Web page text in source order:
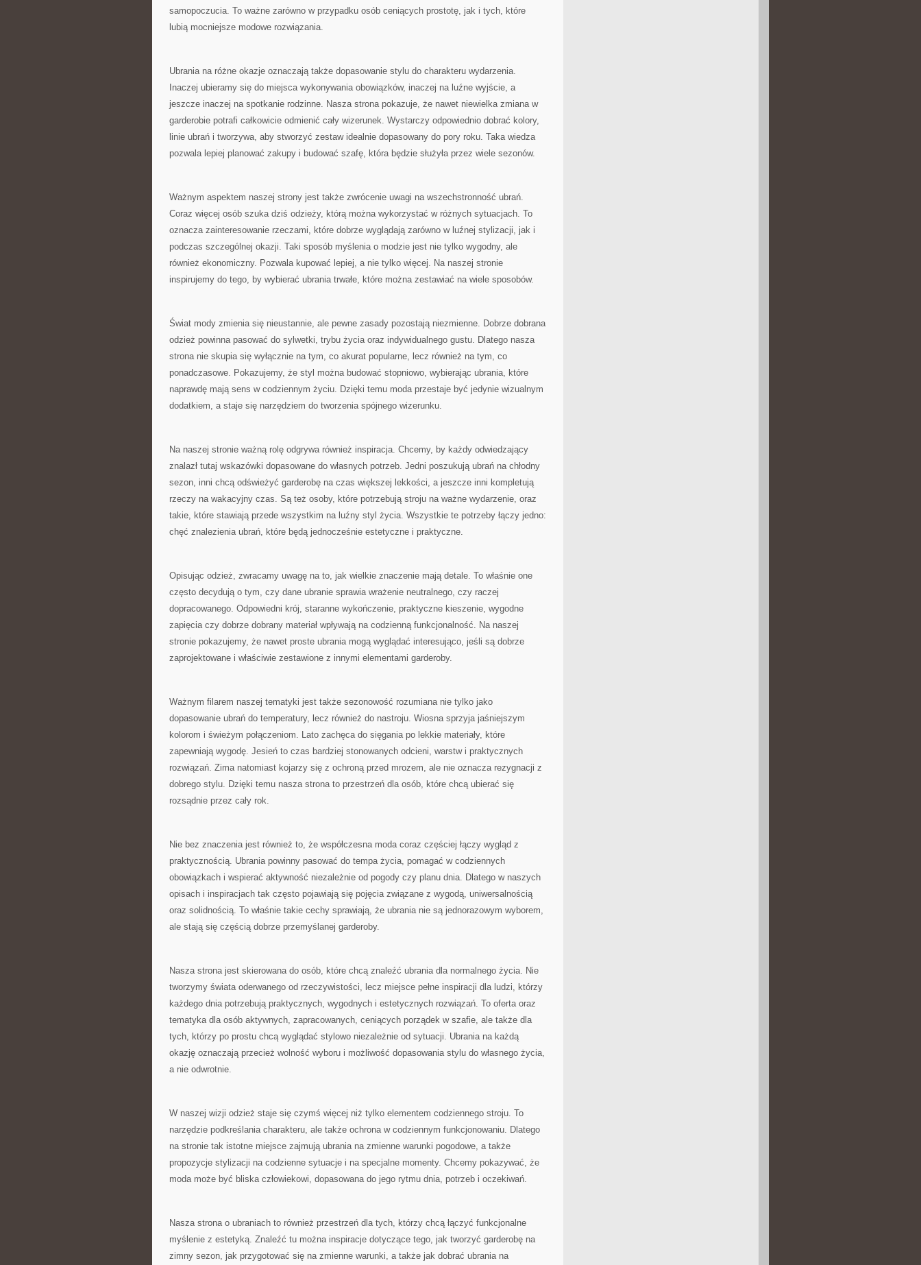
samopoczucia. To ważne zarówno w przypadku osób ceniących prostotę, jak i tych, które
lubią mocniejsze modowe rozwiązania.
Ubrania na różne okazje oznaczają także dopasowanie stylu do charakteru wydarzenia.
Inaczej ubieramy się do miejsca wykonywania obowiązków, inaczej na luźne wyjście, a
jeszcze inaczej na spotkanie rodzinne. Nasza strona pokazuje, że nawet niewielka zmiana w
garderobie potrafi całkowicie odmienić cały wizerunek. Wystarczy odpowiednio dobrać kolory,
linie ubrań i tworzywa, aby stworzyć zestaw idealnie dopasowany do pory roku. Taka wiedza
pozwala lepiej planować zakupy i budować szafę, która będzie służyła przez wiele sezonów.
Ważnym aspektem naszej strony jest także zwrócenie uwagi na wszechstronność ubrań.
Coraz więcej osób szuka dziś odzieży, którą można wykorzystać w różnych sytuacjach. To
oznacza zainteresowanie rzeczami, które dobrze wyglądają zarówno w luźnej stylizacji, jak i
podczas szczególnej okazji. Taki sposób myślenia o modzie jest nie tylko wygodny, ale
również ekonomiczny. Pozwala kupować lepiej, a nie tylko więcej. Na naszej stronie
inspirujemy do tego, by wybierać ubrania trwałe, które można zestawiać na wiele sposobów.
Świat mody zmienia się nieustannie, ale pewne zasady pozostają niezmienne. Dobrze dobrana
odzież powinna pasować do sylwetki, trybu życia oraz indywidualnego gustu. Dlatego nasza
strona nie skupia się wyłącznie na tym, co akurat popularne, lecz również na tym, co
ponadczasowe. Pokazujemy, że styl można budować stopniowo, wybierając ubrania, które
naprawdę mają sens w codziennym życiu. Dzięki temu moda przestaje być jedynie wizualnym
dodatkiem, a staje się narzędziem do tworzenia spójnego wizerunku.
Na naszej stronie ważną rolę odgrywa również inspiracja. Chcemy, by każdy odwiedzający
znalazł tutaj wskazówki dopasowane do własnych potrzeb. Jedni poszukują ubrań na chłodny
sezon, inni chcą odświeżyć garderobę na czas większej lekkości, a jeszcze inni kompletują
rzeczy na wakacyjny czas. Są też osoby, które potrzebują stroju na ważne wydarzenie, oraz
takie, które stawiają przede wszystkim na luźny styl życia. Wszystkie te potrzeby łączy jedno:
chęć znalezienia ubrań, które będą jednocześnie estetyczne i praktyczne.
Opisując odzież, zwracamy uwagę na to, jak wielkie znaczenie mają detale. To właśnie one
często decydują o tym, czy dane ubranie sprawia wrażenie neutralnego, czy raczej
dopracowanego. Odpowiedni krój, staranne wykończenie, praktyczne kieszenie, wygodne
zapięcia czy dobrze dobrany materiał wpływają na codzienną funkcjonalność. Na naszej
stronie pokazujemy, że nawet proste ubrania mogą wyglądać interesująco, jeśli są dobrze
zaprojektowane i właściwie zestawione z innymi elementami garderoby.
Ważnym filarem naszej tematyki jest także sezonowość rozumiana nie tylko jako
dopasowanie ubrań do temperatury, lecz również do nastroju. Wiosna sprzyja jaśniejszym
kolorom i świeżym połączeniom. Lato zachęca do sięgania po lekkie materiały, które
zapewniają wygodę. Jesień to czas bardziej stonowanych odcieni, warstw i praktycznych
rozwiązań. Zima natomiast kojarzy się z ochroną przed mrozem, ale nie oznacza rezygnacji z
dobrego stylu. Dzięki temu nasza strona to przestrzeń dla osób, które chcą ubierać się
rozsądnie przez cały rok.
Nie bez znaczenia jest również to, że współczesna moda coraz częściej łączy wygląd z
praktycznością. Ubrania powinny pasować do tempa życia, pomagać w codziennych
obowiązkach i wspierać aktywność niezależnie od pogody czy planu dnia. Dlatego w naszych
opisach i inspiracjach tak często pojawiają się pojęcia związane z wygodą, uniwersalnością
oraz solidnością. To właśnie takie cechy sprawiają, że ubrania nie są jednorazowym wyborem,
ale stają się częścią dobrze przemyślanej garderoby.
Nasza strona jest skierowana do osób, które chcą znaleźć ubrania dla normalnego życia. Nie
tworzymy świata oderwanego od rzeczywistości, lecz miejsce pełne inspiracji dla ludzi, którzy
każdego dnia potrzebują praktycznych, wygodnych i estetycznych rozwiązań. To oferta oraz
tematyka dla osób aktywnych, zapracowanych, ceniących porządek w szafie, ale także dla
tych, którzy po prostu chcą wyglądać stylowo niezależnie od sytuacji. Ubrania na każdą
okazję oznaczają przecież wolność wyboru i możliwość dopasowania stylu do własnego życia,
a nie odwrotnie.
W naszej wizji odzież staje się czymś więcej niż tylko elementem codziennego stroju. To
narzędzie podkreślania charakteru, ale także ochrona w codziennym funkcjonowaniu. Dlatego
na stronie tak istotne miejsce zajmują ubrania na zmienne warunki pogodowe, a także
propozycje stylizacji na codzienne sytuacje i na specjalne momenty. Chcemy pokazywać, że
moda może być bliska człowiekowi, dopasowana do jego rytmu dnia, potrzeb i oczekiwań.
Nasza strona o ubraniach to również przestrzeń dla tych, którzy chcą łączyć funkcjonalne
myślenie z estetyką. Znaleźć tu można inspiracje dotyczące tego, jak tworzyć garderobę na
zimny sezon, jak przygotować się na zmienne warunki, a także jak dobrać ubrania na